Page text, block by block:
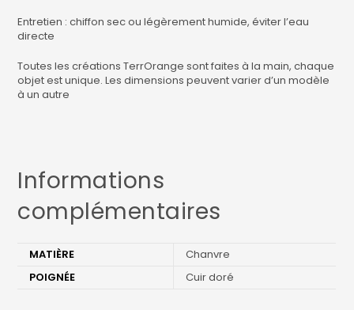
Entretien : chiffon sec ou légèrement humide, éviter l’eau
directe
Toutes les créations TerrOrange sont faites à la main, chaque
objet est unique. Les dimensions peuvent varier d’un modèle
à un autre
Informations
complémentaires
MATIÈRE
Chanvre
POIGNÉE
Cuir doré